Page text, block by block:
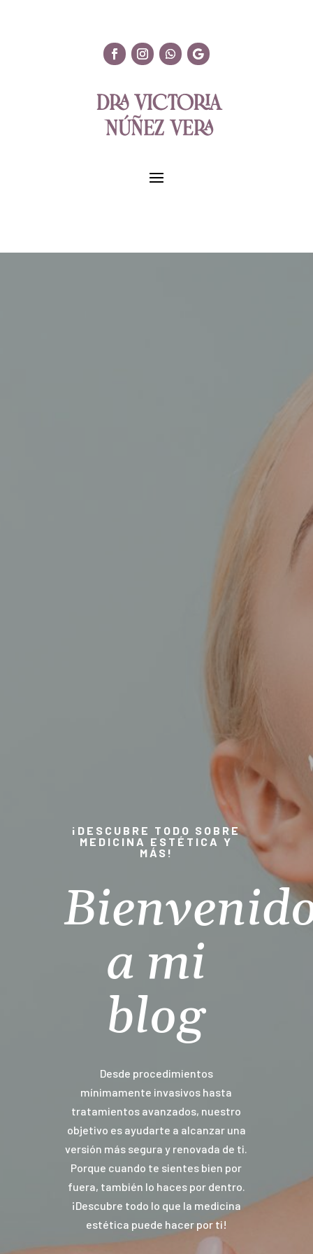
¡DESCUBRE TODO SOBRE
MEDICINA ESTÉTICA Y
MÁS!
a mi
blog
Desde procedimientos
mínimamente invasivos hasta
tratamientos avanzados, nuestro
objetivo es ayudarte a alcanzar una
versión más segura y renovada de ti.
Porque cuando te sientes bien por
fuera, también lo haces por dentro.
¡Descubre todo lo que la medicina
estética puede hacer por ti!